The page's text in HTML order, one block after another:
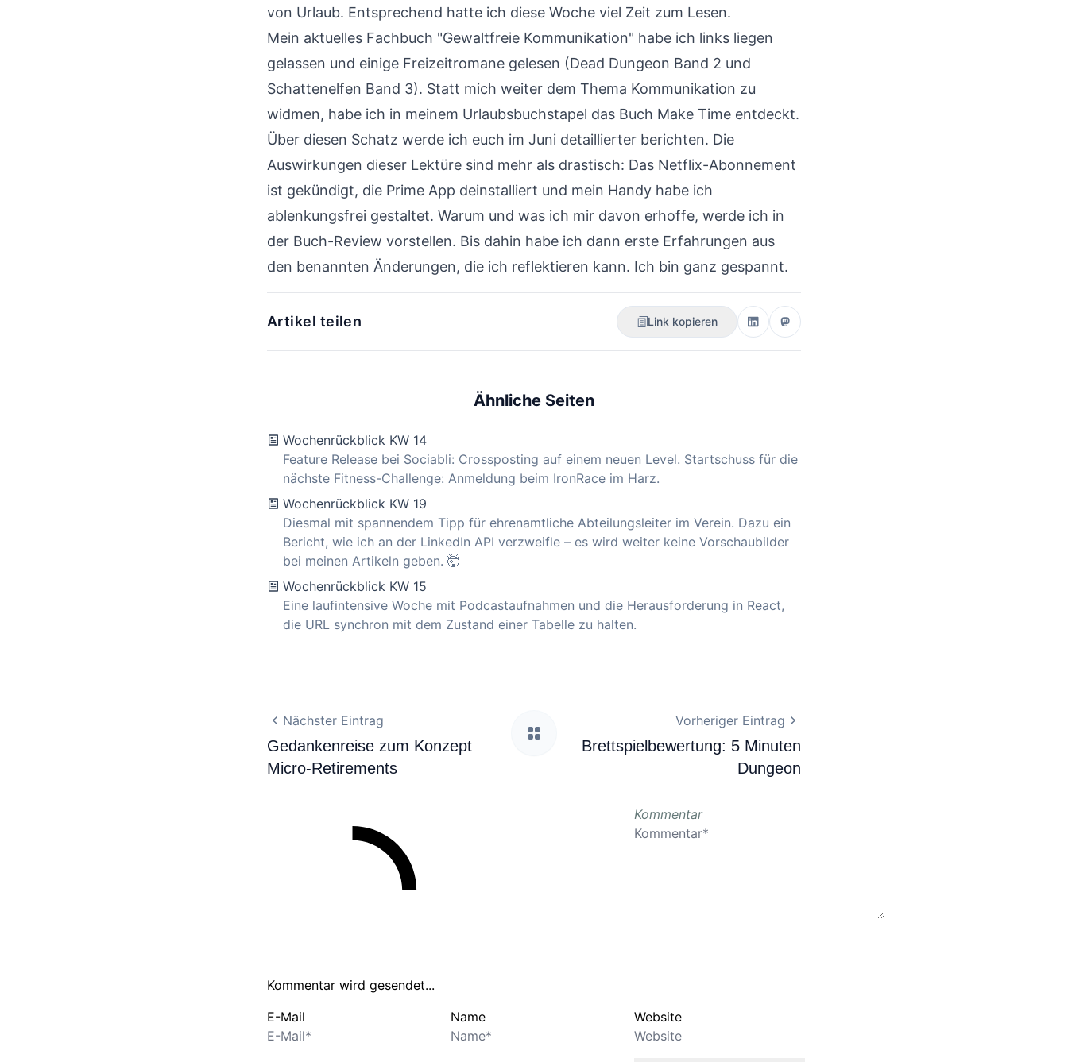
von Urlaub. Entsprechend hatte ich diese Woche viel Zeit zum Lesen.
Mein aktuelles Fachbuch "Gewaltfreie Kommunikation" habe ich links liegen
gelassen und einige Freizeitromane gelesen (Dead Dungeon Band 2 und
Schattenelfen Band 3). Statt mich weiter dem Thema Kommunikation zu
widmen, habe ich in meinem Urlaubsbuchstapel das Buch Make Time entdeckt.
Über diesen Schatz werde ich euch im Juni detaillierter berichten. Die
Auswirkungen dieser Lektüre sind mehr als drastisch: Das Netflix-Abonnement
ist gekündigt, die Prime App deinstalliert und mein Handy habe ich
ablenkungsfrei gestaltet. Warum und was ich mir davon erhoffe, werde ich in
der Buch-Review vorstellen. Bis dahin habe ich dann erste Erfahrungen aus
den benannten Änderungen, die ich reflektieren kann. Ich bin ganz gespannt.
Artikel teilen Link kopieren
Ähnliche Seiten
Wochenrückblick KW 14
Feature Release bei Sociabli: Crossposting auf einem neuen Level. Startschuss für die
nächste Fitness-Challenge: Anmeldung beim IronRace im Harz.
Wochenrückblick KW 19
Diesmal mit spannendem Tipp für ehrenamtliche Abteilungsleiter im Verein. Dazu ein
Bericht, wie ich an der LinkedIn API verzweifle – es wird weiter keine Vorschaubilder
bei meinen Artikeln geben. 🤯
Wochenrückblick KW 15
Eine laufintensive Woche mit Podcastaufnahmen und die Herausforderung in React,
die URL synchron mit dem Zustand einer Tabelle zu halten.
Nächster Eintrag
Gedankenreise zum Konzept
Micro-Retirements
Vorheriger Eintrag
Brettspielbewertung: 5 Minuten
Dungeon
Kommentar wird gesendet...
Kommentar
E-Mail Name Website